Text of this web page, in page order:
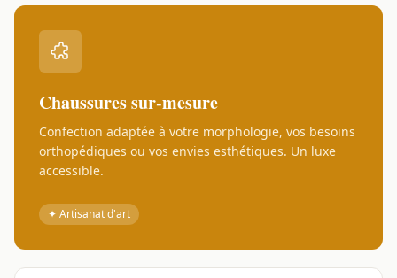
Chaussures sur-mesure
Confection adaptée à votre morphologie, vos besoins
orthopédiques ou vos envies esthétiques. Un luxe
accessible.
✦ Artisanat d'art